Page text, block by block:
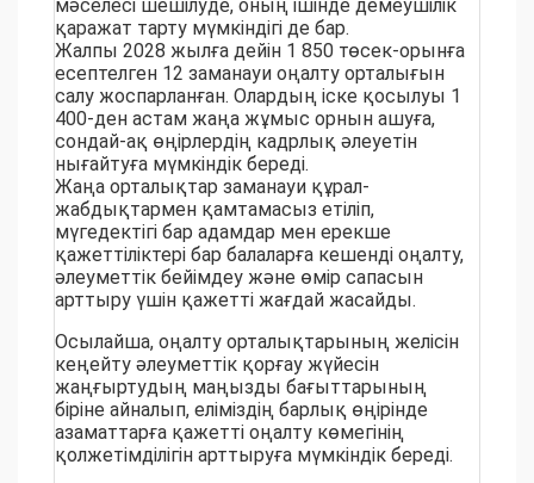
мәселесі шешілуде, оның ішінде демеушілік
қаражат тарту мүмкіндігі де бар.
Жалпы 2028 жылға дейін 1 850 төсек-орынға
есептелген 12 заманауи оңалту орталығын
салу жоспарланған. Олардың іске қосылуы 1
400-ден астам жаңа жұмыс орнын ашуға,
сондай-ақ өңірлердің кадрлық әлеуетін
нығайтуға мүмкіндік береді.
Жаңа орталықтар заманауи құрал-
жабдықтармен қамтамасыз етіліп,
мүгедектігі бар адамдар мен ерекше
қажеттіліктері бар балаларға кешенді оңалту,
әлеуметтік бейімдеу және өмір сапасын
арттыру үшін қажетті жағдай жасайды.
Осылайша, оңалту орталықтарының желісін
кеңейту әлеуметтік қорғау жүйесін
жаңғыртудың маңызды бағыттарының
біріне айналып, еліміздің барлық өңірінде
азаматтарға қажетті оңалту көмегінің
қолжетімділігін арттыруға мүмкіндік береді.